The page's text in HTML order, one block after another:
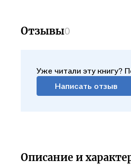
Отзывы0
Уже читали эту книгу?
Написать отзыв
Описание и